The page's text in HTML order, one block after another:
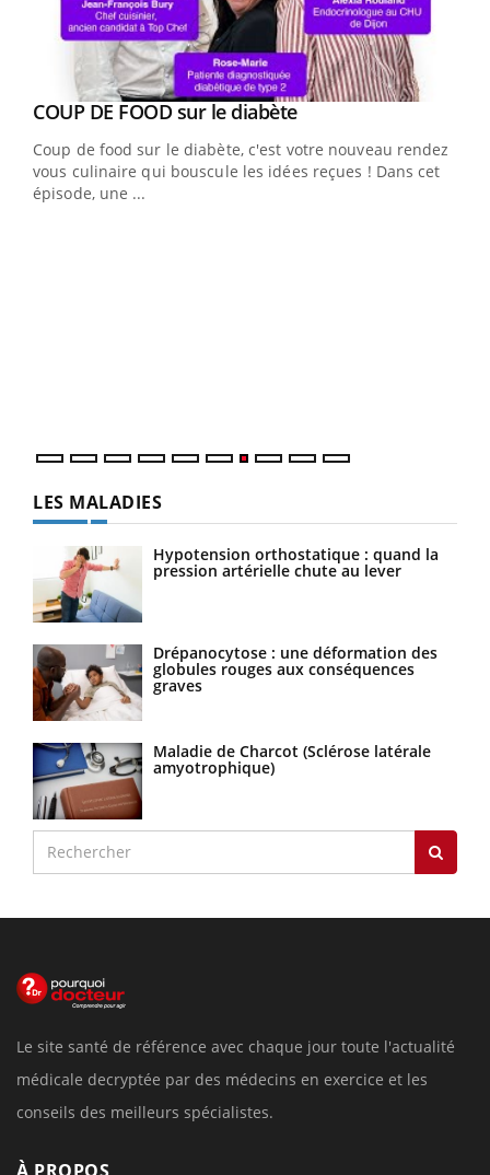
Youtube
COUP DE FOOD sur le diabèteYoutube
Coup de food sur le diabète, c'est votre nouveau rendez-
vous culinaire qui bouscule les idées reçues ! Dans cet
épisode, une ...
LES MALADIES
Hypotension orthostatique : quand la
pression artérielle chute au lever
Drépanocytose : une déformation des
globules rouges aux conséquences
graves
Maladie de Charcot (Sclérose latérale
amyotrophique)
Le site santé de référence avec chaque jour toute l'actualité
médicale decryptée par des médecins en exercice et les
conseils des meilleurs spécialistes.